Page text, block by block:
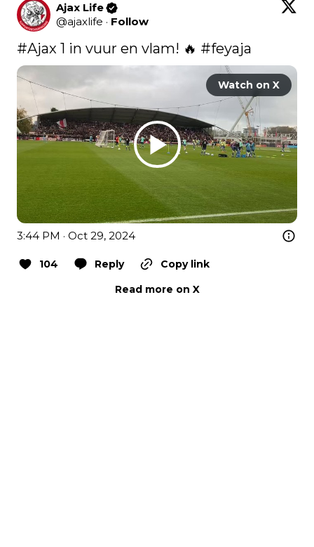
Ajax Life
@ajaxlife · Follow
#Ajax 1 in vuur en vlam! 🔥 #feyaja
Watch on X
3:44 PM · Oct 29, 2024
104 Reply
Copy link
Read more on X